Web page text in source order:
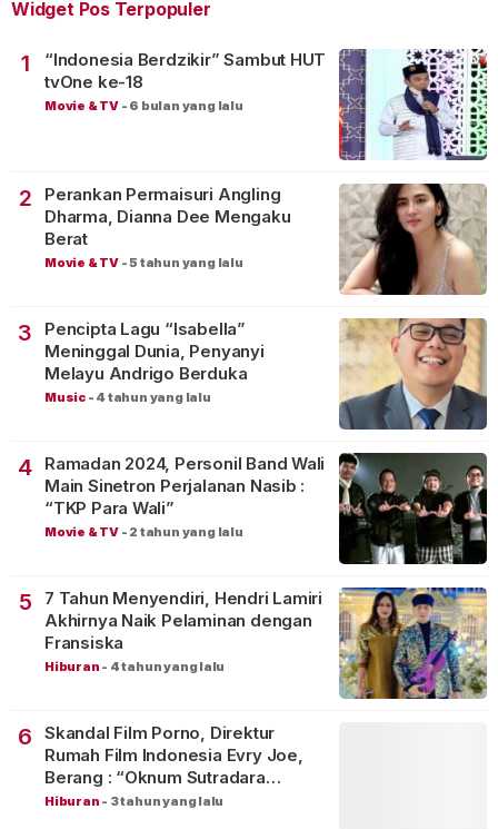
Widget Pos Terpopuler
1
“Indonesia Berdzikir” Sambut HUT
tvOne ke-18
Movie & TV - 6 bulan yang lalu
2
Perankan Permaisuri Angling
Dharma, Dianna Dee Mengaku
Berat
Movie & TV -5 tahun yang lalu
3
Pencipta Lagu “Isabella”
Meninggal Dunia, Penyanyi
Melayu Andrigo Berduka
Music - 4 tahun yang lalu
4
Ramadan 2024, Personil Band Wali
Main Sinetron Perjalanan Nasib :
“TKP Para Wali”
Movie & TV - 2 tahun yang lalu
5
7 Tahun Menyendiri, Hendri Lamiri
Akhirnya Naik Pelaminan dengan
Fransiska
Hiburan - 4 tahun yang lalu
6
Skandal Film Porno, Direktur
Rumah Film Indonesia Evry Joe,
Berang : “Oknum Sutradara
Merusak Perfilman Indonesia”!
Hiburan - 3 tahun yang lalu